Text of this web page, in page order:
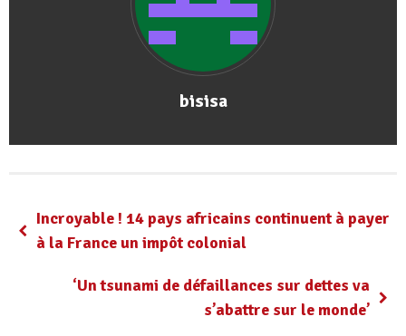
bisisa
Incroyable ! 14 pays africains continuent à payer
à la France un impôt colonial
‘Un tsunami de défaillances sur dettes va
s’abattre sur le monde’